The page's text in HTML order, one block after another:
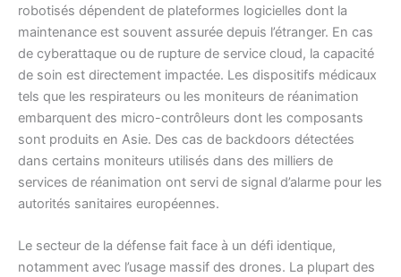
robotisés dépendent de plateformes logicielles dont la
maintenance est souvent assurée depuis l’étranger. En cas
de cyberattaque ou de rupture de service cloud, la capacité
de soin est directement impactée. Les dispositifs médicaux
tels que les respirateurs ou les moniteurs de réanimation
embarquent des micro-contrôleurs dont les composants
sont produits en Asie. Des cas de backdoors détectées
dans certains moniteurs utilisés dans des milliers de
services de réanimation ont servi de signal d’alarme pour les
autorités sanitaires européennes.
Le secteur de la défense fait face à un défi identique,
notamment avec l’usage massif des drones. La plupart des